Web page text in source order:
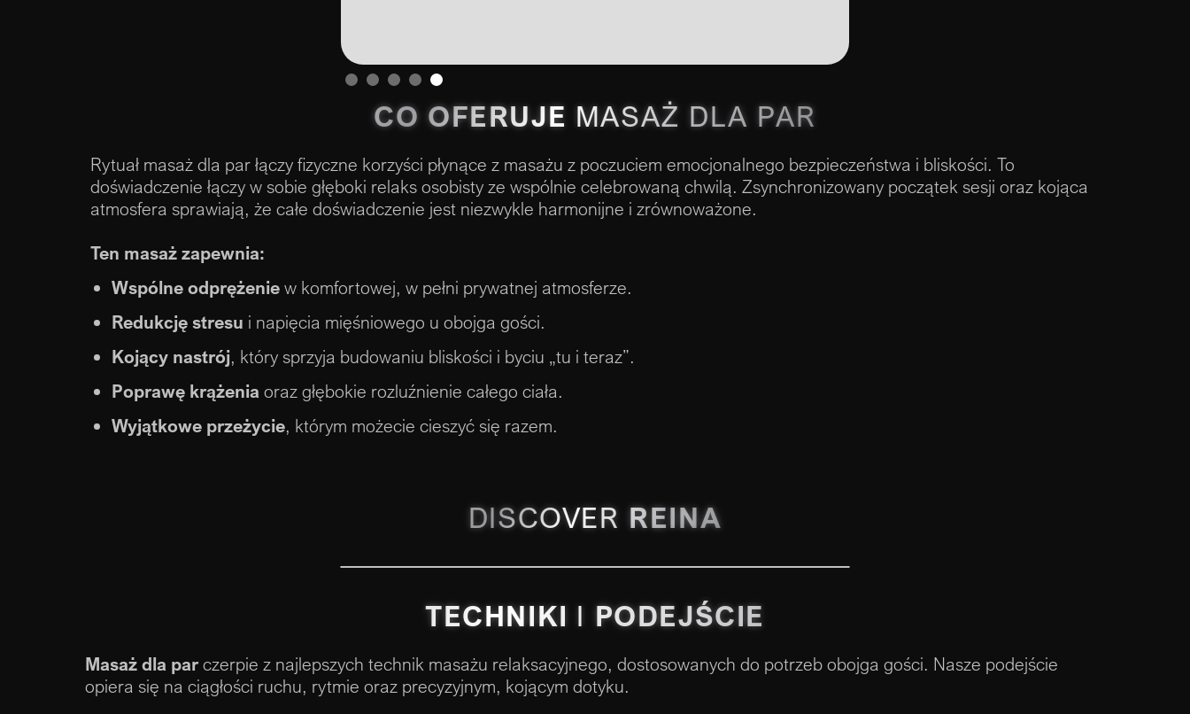
Slide 1 of 5.
CO OFERUJE MASAŻ DLA PAR
Rytuał masaż dla par łączy fizyczne korzyści płynące z masażu z poczuciem emocjonalnego bezpieczeństwa i bliskości. To
doświadczenie łączy w sobie głęboki relaks osobisty ze wspólnie celebrowaną chwilą. Zsynchronizowany początek sesji oraz kojąca
atmosfera sprawiają, że całe doświadczenie jest niezwykle harmonijne i zrównoważone.
Ten masaż zapewnia:
Wspólne odprężeniew komfortowej, w pełni prywatnej atmosferze.
Redukcję stresu i napięcia mięśniowego u obojga gości.
Kojący nastrój, który sprzyja budowaniu bliskości i byciu „tu i teraz”.
Poprawę krążenia oraz głębokie rozluźnienie całego ciała.
Wyjątkowe przeżycie, którym możecie cieszyć się razem.
DISCOVER REINA
TECHNIKI I PODEJŚCIE
Masaż dla parczerpie z najlepszych technik masażu relaksacyjnego, dostosowanych do potrzeb obojga gości. Nasze podejście
opiera się na ciągłości ruchu, rytmie oraz precyzyjnym, kojącym dotyku.